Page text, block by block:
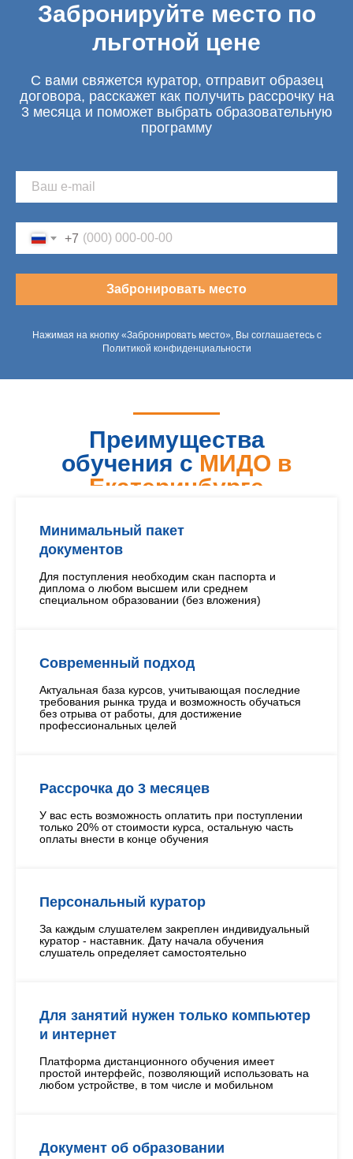
Забронируйте место по
льготной цене
С вами свяжется куратор, отправит образец
договора, расскажет как получить рассрочку на
3 месяца и поможет выбрать образовательную
программу
+7
Забронировать место
Нажимая на кнопку «Забронировать место», Вы соглашаетесь с
Политикой конфиденциальности
Преимущества
обучения с МИДО в
Екатеринбурге
Минимальный пакет
документов
Для поступления необходим скан паспорта и
диплома о любом высшем или среднем
специальном образовании (без вложения)
Современный подход
Актуальная база курсов, учитывающая последние
требования рынка труда и возможность обучаться
без отрыва от работы, для достижение
профессиональных целей
Рассрочка до 3 месяцев
У вас есть возможность оплатить при поступлении
только 20% от стоимости курса, остальную часть
оплаты внести в конце обучения
Персональный куратор
За каждым слушателем закреплен индивидуальный
куратор - наставник. Дату начала обучения
слушатель определяет самостоятельно
Для занятий нужен только компьютер
и интернет
Платформа дистанционного обучения имеет
простой интерфейс, позволяющий использовать на
любом устройстве, в том числе и мобильном
Документ об образовании